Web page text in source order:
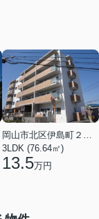
3LDK (76.64㎡)
13.5万円